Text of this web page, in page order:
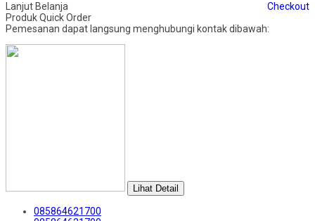
Lanjut Belanja
Checkout
Produk Quick Order
Pemesanan dapat langsung menghubungi kontak dibawah:
Lihat Detail
085864621700